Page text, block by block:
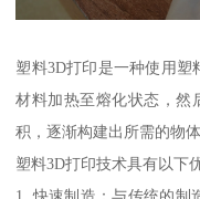
塑料3D打印是一种使用塑
材料加热至熔化状态，然
积，逐渐构建出所需的物体
塑料3D打印技术具有以下
1. 快速制造：与传统的制